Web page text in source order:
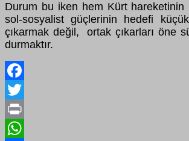
Durum bu iken hem Kürt
sol-sosyalist güçlerinin hedefi küçük
çıkarmak değil, ortak çıkarları öne
durmaktır.
Facebook
Twitter
Print